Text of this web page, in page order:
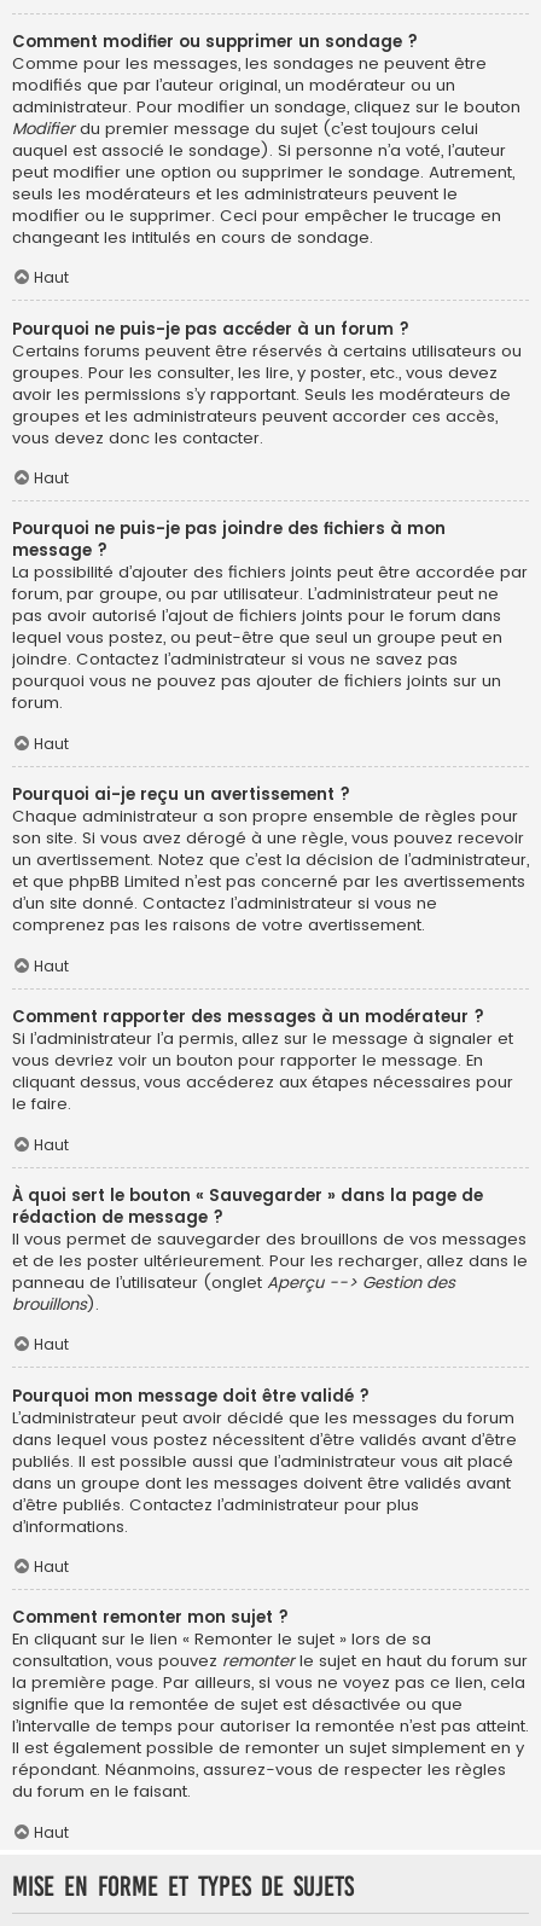
Comment modifier ou supprimer un sondage ?
Comme pour les messages, les sondages ne peuvent être
modifiés que par l’auteur original, un modérateur ou un
administrateur. Pour modifier un sondage, cliquez sur le bouton
Modifierdu premier message du sujet (c’est toujours celui
auquel est associé le sondage). Si personne n’a voté, l’auteur
peut modifier une option ou supprimer le sondage. Autrement,
seuls les modérateurs et les administrateurs peuvent le
modifier ou le supprimer. Ceci pour empêcher le trucage en
changeant les intitulés en cours de sondage.
Haut
Pourquoi ne puis-je pas accéder à un forum ?
Certains forums peuvent être réservés à certains utilisateurs ou
groupes. Pour les consulter, les lire, y poster, etc., vous devez
avoir les permissions s’y rapportant. Seuls les modérateurs de
groupes et les administrateurs peuvent accorder ces accès,
vous devez donc les contacter.
Haut
Pourquoi ne puis-je pas joindre des fichiers à mon
message ?
La possibilité d’ajouter des fichiers joints peut être accordée par
forum, par groupe, ou par utilisateur. L’administrateur peut ne
pas avoir autorisé l’ajout de fichiers joints pour le forum dans
lequel vous postez, ou peut-être que seul un groupe peut en
joindre. Contactez l’administrateur si vous ne savez pas
pourquoi vous ne pouvez pas ajouter de fichiers joints sur un
forum.
Haut
Pourquoi ai-je reçu un avertissement ?
Chaque administrateur a son propre ensemble de règles pour
son site. Si vous avez dérogé à une règle, vous pouvez recevoir
un avertissement. Notez que c’est la décision de l’administrateur,
et que phpBB Limited n’est pas concerné par les avertissements
d’un site donné. Contactez l’administrateur si vous ne
comprenez pas les raisons de votre avertissement.
Haut
Comment rapporter des messages à un modérateur ?
Si l’administrateur l’a permis, allez sur le message à signaler et
vous devriez voir un bouton pour rapporter le message. En
cliquant dessus, vous accéderez aux étapes nécessaires pour
le faire.
Haut
À quoi sert le bouton « Sauvegarder » dans la page de
rédaction de message ?
Il vous permet de sauvegarder des brouillons de vos messages
et de les poster ultérieurement. Pour les recharger, allez dans le
panneau de l’utilisateur (onglet Aperçu --> Gestion des
brouillons).
Haut
Pourquoi mon message doit être validé ?
L’administrateur peut avoir décidé que les messages du forum
dans lequel vous postez nécessitent d’être validés avant d’être
publiés. Il est possible aussi que l’administrateur vous ait placé
dans un groupe dont les messages doivent être validés avant
d’être publiés. Contactez l’administrateur pour plus
d’informations.
Haut
Comment remonter mon sujet ?
En cliquant sur le lien « Remonter le sujet » lors de sa
consultation, vous pouvez remonterle sujet en haut du forum sur
la première page. Par ailleurs, si vous ne voyez pas ce lien, cela
signifie que la remontée de sujet est désactivée ou que
l’intervalle de temps pour autoriser la remontée n’est pas atteint.
Il est également possible de remonter un sujet simplement en y
répondant. Néanmoins, assurez-vous de respecter les règles
du forum en le faisant.
Haut
Mise en forme et types de sujets